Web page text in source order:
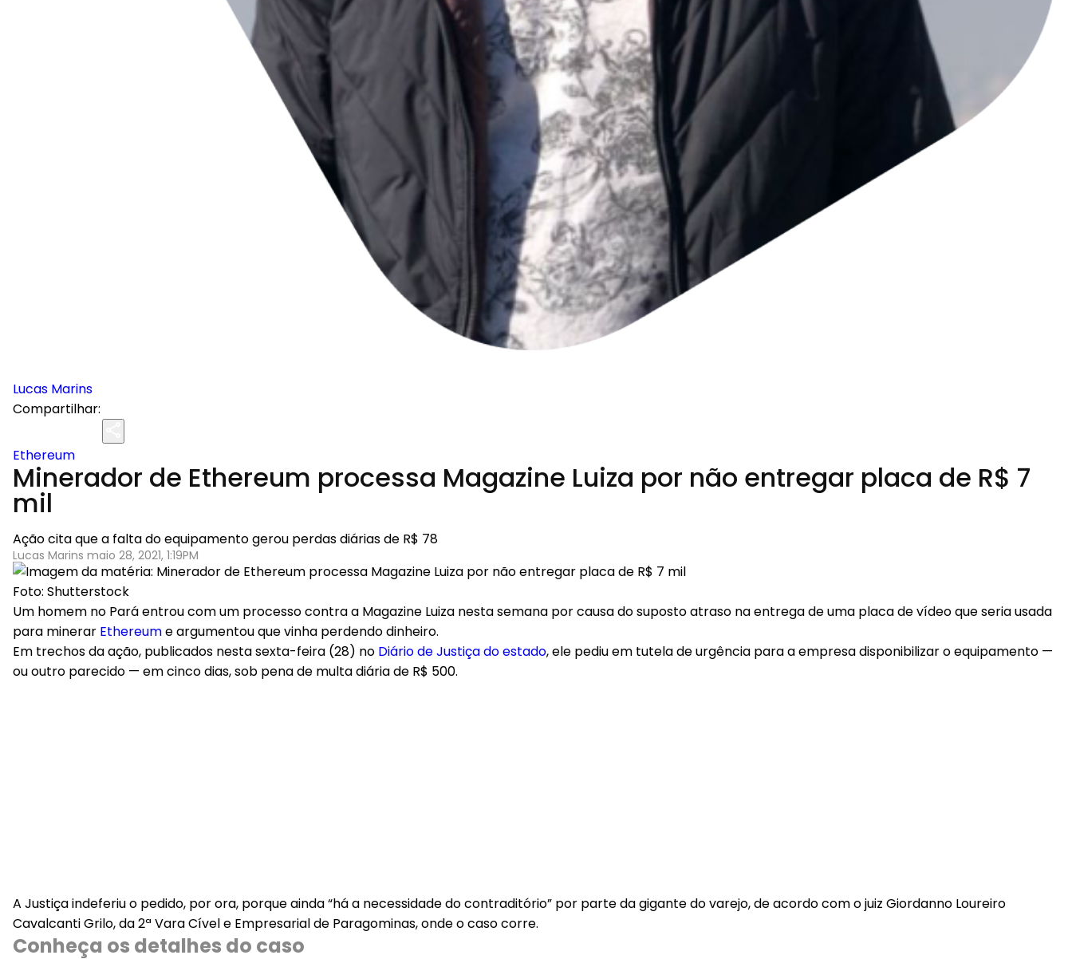
Lucas Marins
Compartilhar:
Ethereum
Minerador de Ethereum processa Magazine Luiza por não entregar placa de R$ 7
mil
Ação cita que a falta do equipamento gerou perdas diárias de R$ 78
Lucas Marins maio 28, 2021, 1:19PM
Foto: Shutterstock
Um homem no Pará entrou com um processo contra a Magazine Luiza nesta semana por causa do suposto atraso na entrega de uma placa de vídeo que seria usada
para minerar Ethereume argumentou que vinha perdendo dinheiro.
Em trechos da ação, publicados nesta sexta-feira (28) no Diário de Justiça do estado, ele pediu em tutela de urgência para a empresa disponibilizar o equipamento —
ou outro parecido — em cinco dias, sob pena de multa diária de R$ 500.
A Justiça indeferiu o pedido, por ora, porque ainda “há a necessidade do contraditório” por parte da gigante do varejo, de acordo com o juiz Giordanno Loureiro
Cavalcanti Grilo, da 2ª Vara Cível e Empresarial de Paragominas, onde o caso corre.
Conheça os detalhes do caso